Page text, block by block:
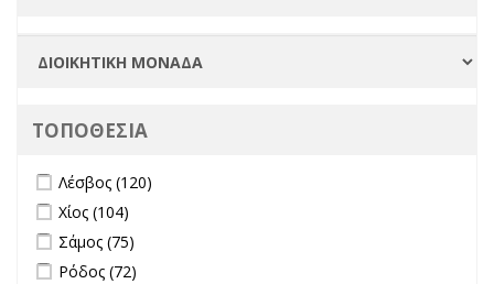
ΤΟΠΟΘΕΣΙΑ
Apply Λέσβος filter
Λέσβος (120)
Apply Χίος filter
Χίος (104)
Apply Σάμος filter
Σάμος (75)
Apply Ρόδος filter
Ρόδος (72)